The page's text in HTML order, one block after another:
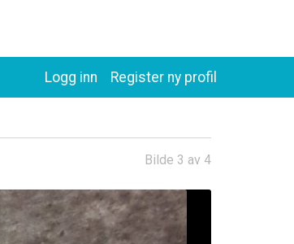
Register ny profil
Logg inn
Bilde 3 av 4